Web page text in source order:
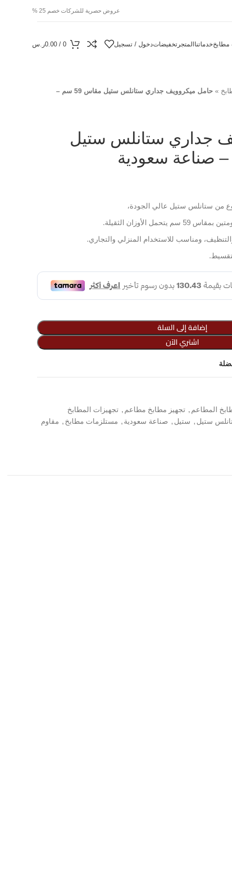
عروض حصرية للشركات خصم 25 %
مطابخخدماتناالمتجر تخفيضاتدخول / تسجيل 0
/
0.00ر.س
»
حامل ميكروويف جداري ستانلس ستيل مقاس 59 سم –
جداري ستانلس ستيل
من ستانلس ستيل عالي الجودة،
الأوزان الثقيلة.
ومناسب للاستخدام المنزلي والتجاري.
إضافة إلى السلة
اشتري الآن
المطاعم , تجهيز مطابخ مطاعم , تجهيزات المطابخ
ستيل , ستيل , صناعة سعودية , مستلزمات مطابخ , مقاوم